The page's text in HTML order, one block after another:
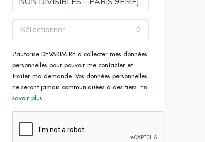
Sélectionner
J'autorise DEVARIM RE à collecter mes données
personnelles pour pouvoir me contacter et
traiter ma demande. Vos données personnelles
ne seront jamais communiquées à des tiers. En
savoir plus